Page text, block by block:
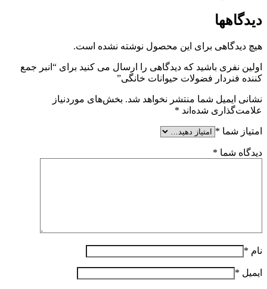
دیدگاهها
هیچ دیدگاهی برای این محصول نوشته نشده است.
اولین نفری باشید که دیدگاهی را ارسال می کنید برای “انبر جمع
کننده فنردار فضولات حیوانات خانگی”
نشانی ایمیل شما منتشر نخواهد شد. بخش‌های موردنیاز
علامت‌گذاری شده‌اند *
امتیاز شما *
دیدگاه شما *
نام *
ایمیل *